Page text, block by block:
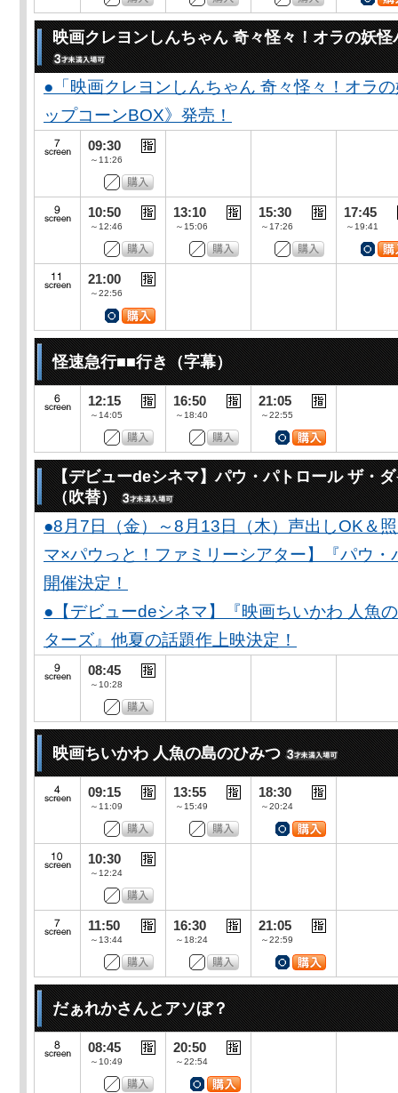
映画クレヨンしんちゃん 奇々怪々！オラの妖怪
●「映画クレヨンしんちゃん 奇々怪々！オラ
ップコーンBOX》発売！
09:30
～11:26
10:50
～12:46
13:10
～15:06
15:30
～17:26
17:45
～19:41
21:00
～22:56
怪速急行■■行き（字幕）
12:15
～14:05
16:50
～18:40
21:05
～22:55
【デビューdeシネマ】パウ・パトロール ザ・
（吹替）
●8月7日（金）～8月13日（木）声出しOK＆
マ×パウっと！ファミリーシアター】『パウ
開催決定！
●【デビューdeシネマ】『映画ちいかわ 人魚
ターズ』他夏の話題作上映決定！
08:45
～10:28
映画ちいかわ 人魚の島のひみつ
09:15
～11:09
13:55
～15:49
18:30
～20:24
10:30
～12:24
11:50
～13:44
16:30
～18:24
21:05
～22:59
だぁれかさんとアソぼ？
08:45
～10:49
20:50
～22:54